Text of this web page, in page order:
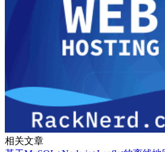
相关文章